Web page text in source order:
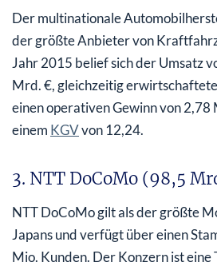
Der multinationale
der größte Anbieter von
Jahr 2015 belief sich der Umsatz
Mrd. €, gleichzeitig
einen operativen Gewinn von 2,78
einem KGVvon 12,24.
3. NTT DoCoMo (98,5
NTT DoCoMo gilt als der größte
Japans und verfügt über einen
Mio. Kunden. Der Konzern ist eine